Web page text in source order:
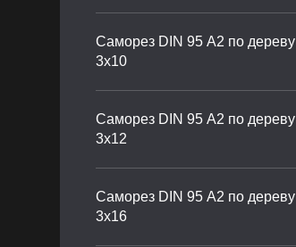
Саморез DIN 95 А2 по дереву
3х10
Саморез DIN 95 А2 по дереву
3х12
Саморез DIN 95 А2 по дереву
3х16